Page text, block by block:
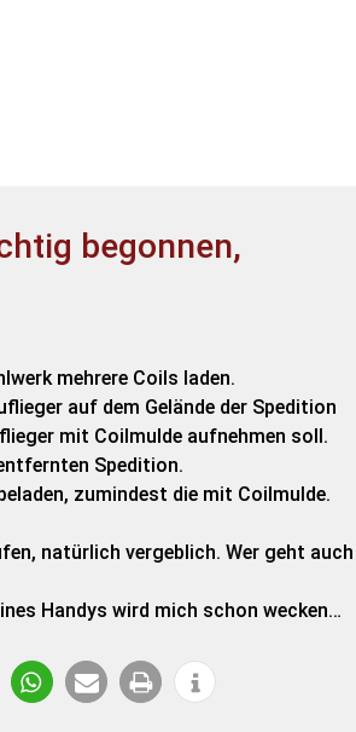
begonnen,
mehrere Coils laden.
auf dem Gelände der Spedition
mit Coilmulde aufnehmen soll.
Spedition.
zumindest die mit Coilmulde.
natürlich vergeblich. Wer geht auch
Handys wird mich schon wecken…